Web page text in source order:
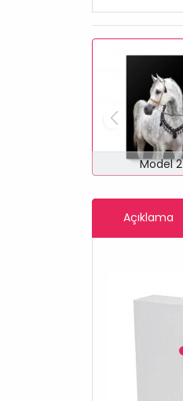
Model 2
Açıklama